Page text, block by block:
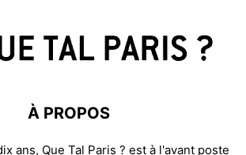
À PROPOS
ans, Que Tal Paris ? est à l'avant poste